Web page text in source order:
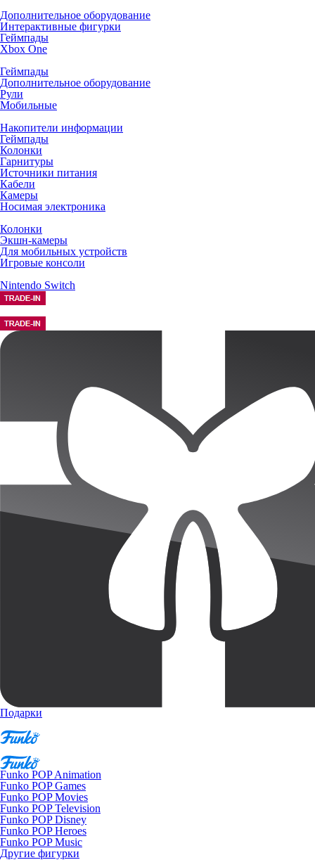
Дополнительное оборудование
Интерактивные фигурки
Геймпады
Xbox One
Геймпады
Дополнительное оборудование
Рули
Мобильные
Накопители информации
Геймпады
Колонки
Гарнитуры
Источники питания
Кабели
Камеры
Носимая электроника
Колонки
Экшн-камеры
Для мобильных устройств
Игровые консоли
Nintendo Switch
Подарки
Funko POP Animation
Funko POP Games
Funko POP Movies
Funko POP Television
Funko POP Disney
Funko POP Heroes
Funko POP Music
Другие фигурки